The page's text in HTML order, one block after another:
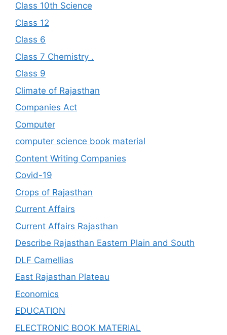
Class 10th Science
Class 12
Class 6
Class 7 Chemistry .
Class 9
Climate of Rajasthan
Companies Act
Computer
computer science book material
Content Writing Companies
Covid-19
Crops of Rajasthan
Current Affairs
Current Affairs Rajasthan
Describe Rajasthan Eastern Plain and South
DLF Camellias
East Rajasthan Plateau
Economics
EDUCATION
ELECTRONIC BOOK MATERIAL